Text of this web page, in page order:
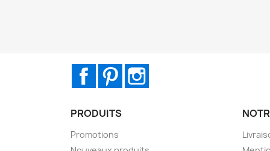
FacebookPinterest
PRODUITS
Promotions